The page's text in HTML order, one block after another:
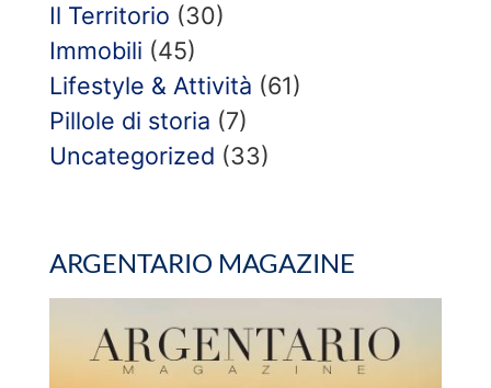
Il Territorio (30)
Immobili (45)
Lifestyle & Attività (61)
Pillole di storia (7)
Uncategorized (33)
ARGENTARIO MAGAZINE